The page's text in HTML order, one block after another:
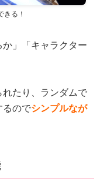
る！
」「キャラクター
たり、ランダムで
るのでシンプルなが